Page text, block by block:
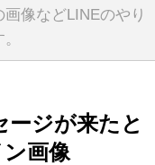
像などLINEのやり
ジが来たと
画像